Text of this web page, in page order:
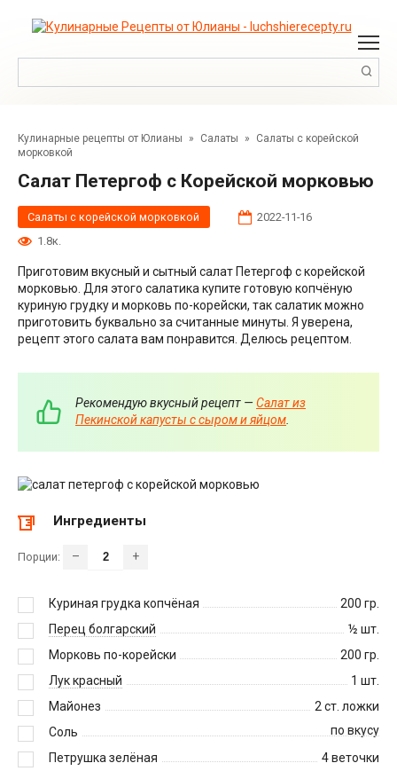
Кулинарные рецепты от Юлианы » Салаты »
Салаты с корейской
морковкой
Салат Петергоф с Корейской морковью
Салаты с корейской морковкой
2022-11-16
1.8к.
Приготовим вкусный и сытный салат Петергоф с корейской
морковью. Для этого салатика купите готовую копчёную
куриную грудку и морковь по-корейски, так салатик можно
приготовить буквально за считанные минуты. Я уверена,
рецепт этого салата вам понравится. Делюсь рецептом.
Рекомендую вкусный рецепт — Салат из
Пекинской капусты с сыром и яйцом
Ингредиенты
Порции: – +
Куриная грудка копчёная 200 гр.
Перец болгарский
½ шт.
Морковь по-корейски
200 гр.
Лук красный
1 шт.
Майонез
2 ст. ложки
Соль
по вкусу
Петрушка зелёная
4веточки